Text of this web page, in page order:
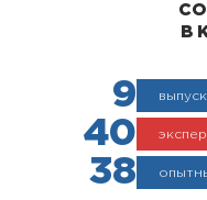
В
9
40
38